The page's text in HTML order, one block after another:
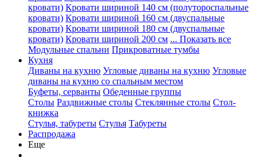
кровати) Кровати шириной 140 см (полутороспальные
кровати) Кровати шириной 160 см (двуспальные
кровати) Кровати шириной 180 см (двуспальные
кровати) Кровати шириной 200 см ... Показать все
Модульные спальни Прикроватные тумбы
Кухня
Диваны на кухню Угловые диваны на кухню Угловые
диваны на кухню со спальным местом
Буфеты, серванты Обеденные группы
Столы Раздвижные столы Стеклянные столы Стол-
книжка
Стулья, табуреты Стулья Табуреты
Распродажа
Еще